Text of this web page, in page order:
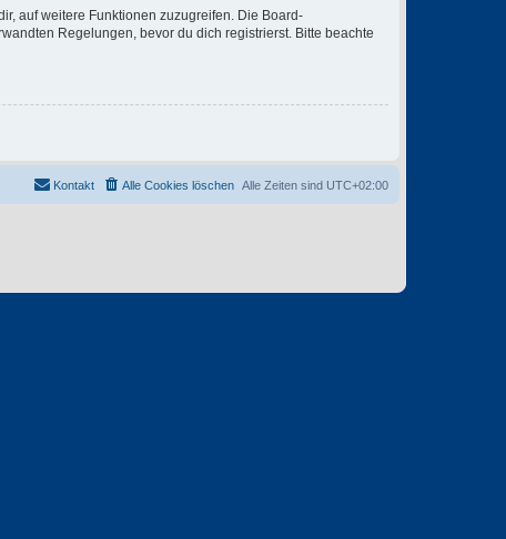
auf weitere Funktionen zuzugreifen. Die Board-
Regelungen, bevor du dich registrierst. Bitte beachte
Alle Zeiten sind UTC+02:00
Alle Cookies löschen
Kontakt